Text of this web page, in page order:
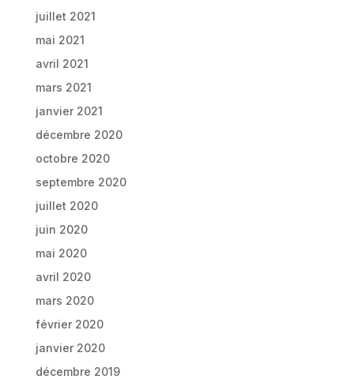
juillet 2021
mai 2021
avril 2021
mars 2021
janvier 2021
décembre 2020
octobre 2020
septembre 2020
juillet 2020
juin 2020
mai 2020
avril 2020
mars 2020
février 2020
janvier 2020
décembre 2019